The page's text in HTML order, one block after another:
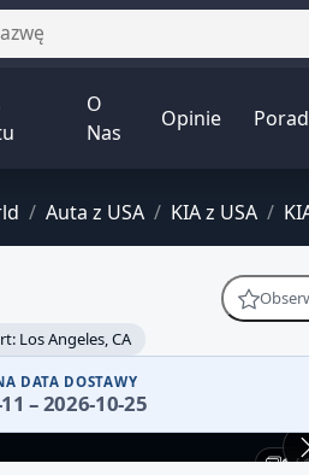
O
Nas
Opinie
/ Auta z USA / KIA z USA /
Los Angeles, CA
DATA DOSTAWY
– 2026-10-25
1 /